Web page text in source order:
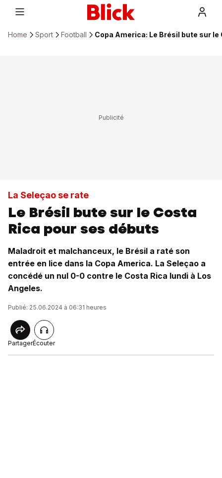
Home Sport Football Copa America: Le Brésil bute sur
La Seleçao se rate
Le Brésil bute sur le Costa
Rica pour ses débuts
Maladroit et malchanceux, le Brésil a raté son
entrée en lice dans la Copa America. La Seleçao a
concédé un nul 0-0 contre le Costa Rica lundi à Los
Angeles.
Publié: 25.06.2024 à 06:31 heures
PartagerÉcouter